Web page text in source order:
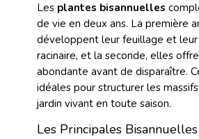
Les plantes bisannuelles
de vie en deux ans. La première
développent leur feuillage et
racinaire, et la seconde, elles
abondante avant de disparaître.
idéales pour structurer les
jardin vivant en toute saison.
Les Principales